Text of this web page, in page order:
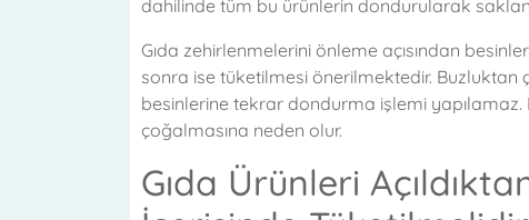
dahilinde tüm bu ürünlerin dondurularak
Gıda zehirlenmelerini önleme açısından
sonra ise tüketilmesi önerilmektedir. Buzluktan
besinlerine tekrar dondurma işlemi
çoğalmasına neden olur.
Gıda Ürünleri